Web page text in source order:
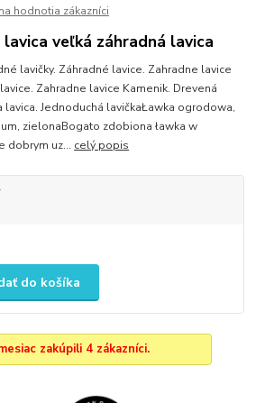
hodnotia zákazníci
veľká záhradná lavica
lavičky. Záhradné lavice. Zahradne lavice
Zahradne lavice Kamenik. Drevená
lavica. Jednoduchá lavičkaŁawka ogrodowa,
zielonaBogato zdobiona ławka w
dobrym uz... celý popis
do košíka
zakúpili 4 zákazníci.